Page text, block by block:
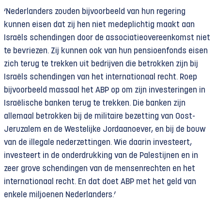
‘Nederlanders zouden bijvoorbeeld van hun regering
kunnen eisen dat zij hen niet medeplichtig maakt aan
Israëls schendingen door de associatieovereenkomst niet
te bevriezen. Zij kunnen ook van hun pensioenfonds eisen
zich terug te trekken uit bedrijven die betrokken zijn bij
Israëls schendingen van het internationaal recht. Roep
bijvoorbeeld massaal het ABP op om zijn investeringen in
Israëlische banken terug te trekken. Die banken zijn
allemaal betrokken bij de militaire bezetting van Oost-
Jeruzalem en de Westelijke Jordaanoever, en bij de bouw
van de illegale nederzettingen. Wie daarin investeert,
investeert in de onderdrukking van de Palestijnen en in
zeer grove schendingen van de mensenrechten en het
internationaal recht. En dat doet ABP met het geld van
enkele miljoenen Nederlanders.’